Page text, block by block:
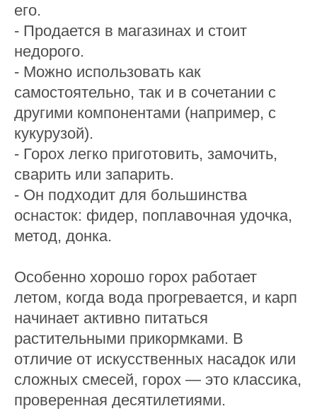
его.
- Продается в магазинах и стоит
недорого.
- Можно использовать как
самостоятельно, так и в сочетании с
другими компонентами (например, с
кукурузой).
- Горох легко приготовить, замочить,
сварить или запарить.
- Он подходит для большинства
оснасток: фидер, поплавочная удочка,
метод, донка.
Особенно хорошо горох работает
летом, когда вода прогревается, и карп
начинает активно питаться
растительными прикормками. В
отличие от искусственных насадок или
сложных смесей, горох — это классика,
проверенная десятилетиями.